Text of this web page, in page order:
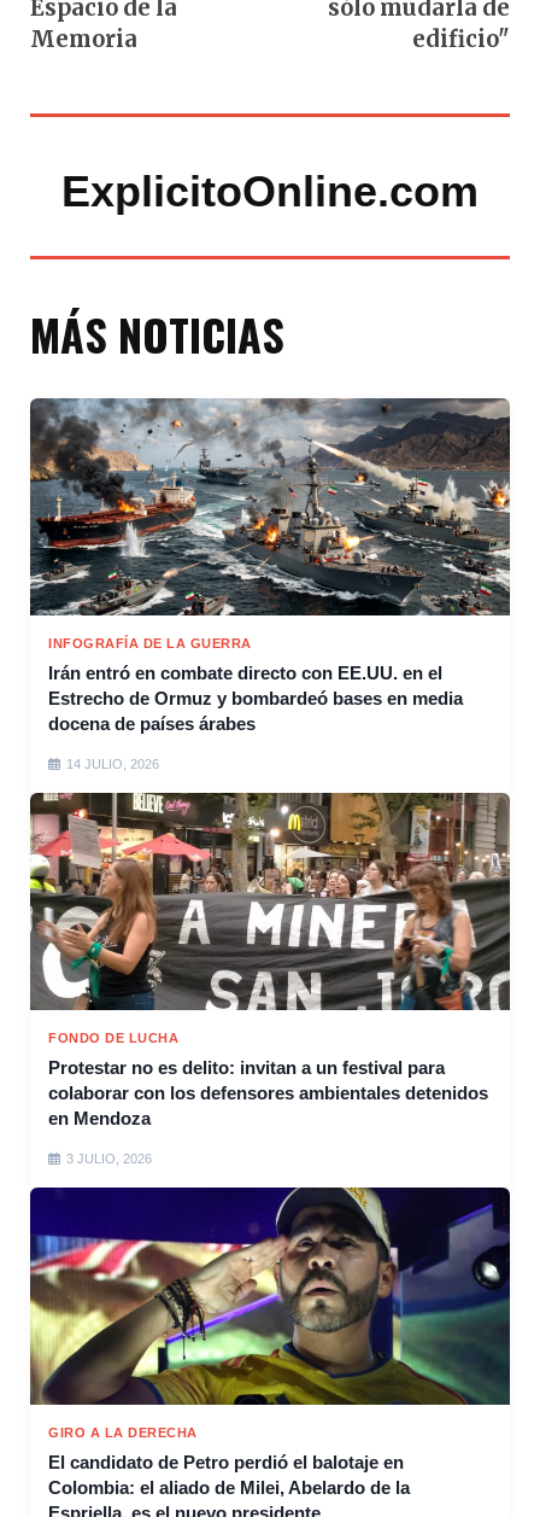
Espacio de la
Memoria
sólo mudarla de
edificio"
ExplicitoOnline.com
MÁS NOTICIAS
INFOGRAFÍA DE LA GUERRA
Irán entró en combate directo con EE.UU. en el
Estrecho de Ormuz y bombardeó bases en media
docena de países árabes
14 JULIO, 2026
FONDO DE LUCHA
Protestar no es delito: invitan a un festival para
colaborar con los defensores ambientales detenidos
en Mendoza
3 JULIO, 2026
GIRO A LA DERECHA
El candidato de Petro perdió el balotaje en
Colombia: el aliado de Milei, Abelardo de la